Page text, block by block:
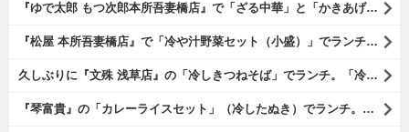
『ゆで太郎 もつ次郎本所吾妻橋店』で「ざる中華」と「かきあげ」を食べた。これを「かきあげざる中華」と呼んでいいのだろうか。まあ、呼び方はどうあれ、勿論、うまいのだからいいのだよ（笑）。（ゆで太郎 もつ次郎本所吾妻橋店：墨田区吾妻橋3丁目）
『松屋 本所吾妻橋店』で「冷や汁野菜セット（小盛）」でランチ。「冷や汁」はご飯の上に全部掛けてやるのだよ。 後はぐちゃぐちゃにして『噛むという行為は殆ど無く、ズスーッと飲み込むように食べるのである』な。 勿論、うまかったのだよ（笑）。（松屋 本所吾妻橋店：墨田区吾妻橋三）
久しぶりに『文殊 浅草店』の「冷しきつねそば」でランチ。「冷しきつめそば」のうまさは甘さである。 あたしは思い出していたのだ。この甘さのせいで「きつねそば」を敬遠していたのか、と。 でも、うまかったのだよ（笑）。（文殊 浅草店：浅草一丁目：浅草地下街）
『琴富貴』の「カレーライスセット」（冷したぬき）でランチ。所謂「蕎麦屋のカレー」と『琴富貴』の夏の定番「冷したぬき」である。勿論、これはダブルでうまいのだよ（笑）。（琴富貴：墨田区吾妻橋1）